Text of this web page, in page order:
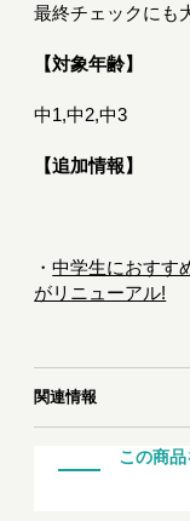
最終チェックにも
【対象年齢】
中1,中2,中3
【追加情報】
・中学生におすす
がリニューアル!
関連情報
この商